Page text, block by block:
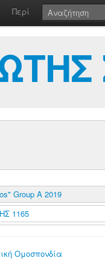
Περί
Group A 2019
1165
Ομοσπονδία